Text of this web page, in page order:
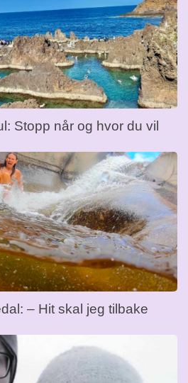
Stopp når og hvor du vil
– Hit skal jeg tilbake